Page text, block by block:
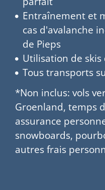
Entraînement et
cas d'avalanche
de Pieps
Utilisation de
Tous transports
*Non inclus: vols
Groenland, temps
assurance
snowboards,
autres frais